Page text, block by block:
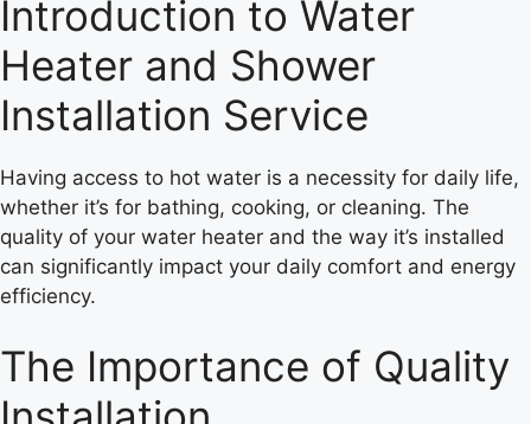
Introduction to Water
Heater and Shower
Installation Service
Having access to hot water is a necessity for daily life,
whether it’s for bathing, cooking, or cleaning. The
quality of your water heater and the way it’s installed
can significantly impact your daily comfort and energy
efficiency.
The Importance of Quality